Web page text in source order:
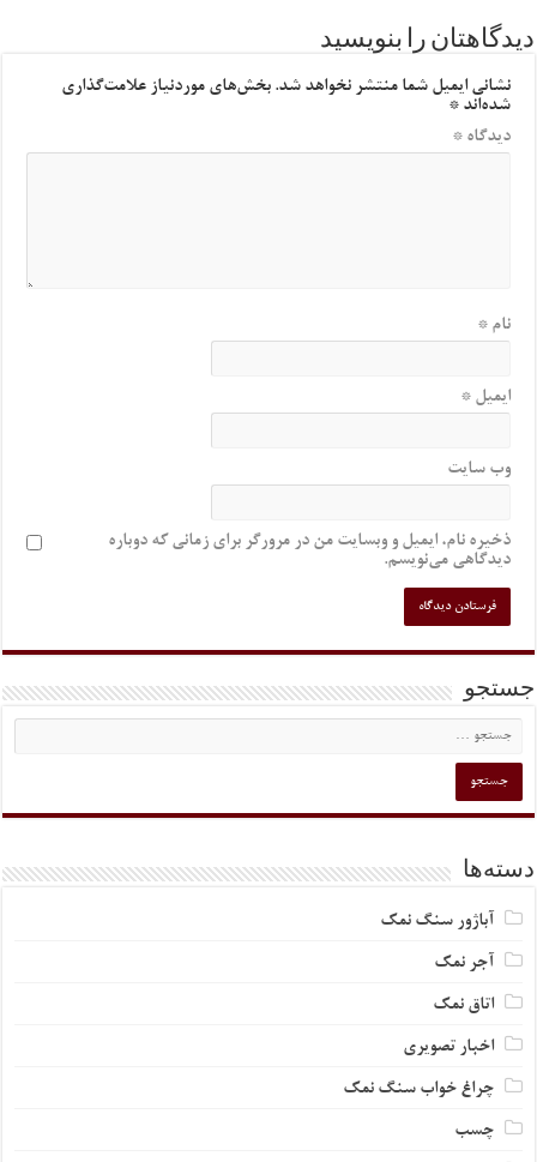
دیدگاهتان را بنویسید
نشانی ایمیل شما منتشر نخواهد شد. بخش‌های موردنیاز علامت‌گذاری
شده‌اند*
دیدگاه*
نام*
ایمیل*
وب‌ سایت
ذخیره نام، ایمیل و وبسایت من در مرورگر برای زمانی که دوباره
دیدگاهی می‌نویسم.
جستجو
دسته‌ها
آباژور سنگ نمک
آجر نمک
اتاق نمک
اخبار تصویری
چراغ خواب سنگ نمک
چسب